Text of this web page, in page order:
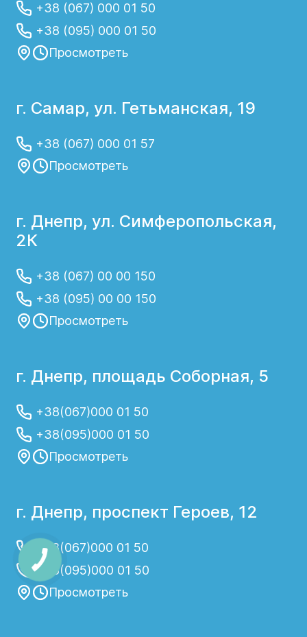
+38 (067) 000 01 50
+38 (095) 000 01 50
Просмотреть
г. Самар, ул. Гетьманская, 19
+38 (067) 000 01 57
Просмотреть
г. Днепр, ул. Симферопольская,
2К
+38 (067) 00 00 150
+38 (095) 00 00 150
Просмотреть
г. Днепр, площадь Соборная, 5
+38(067)000 01 50
+38(095)000 01 50
Просмотреть
г. Днепр, проспект Героев, 12
+38(067)000 01 50
+38(095)000 01 50
Просмотреть